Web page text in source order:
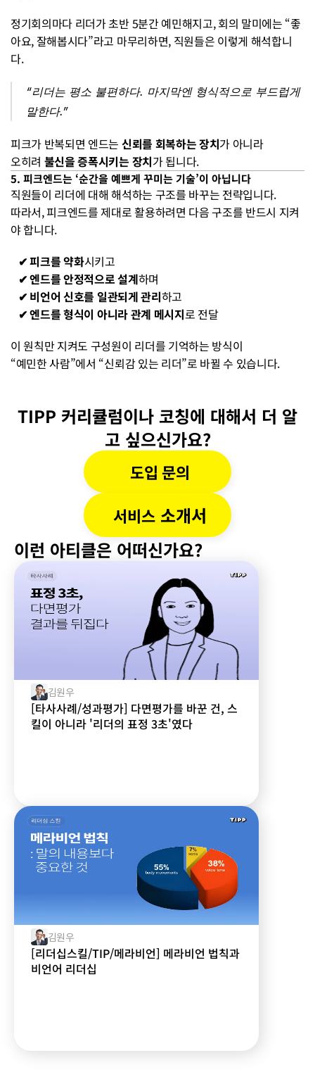
정기회의마다 리더가 초반 5분간 예민해지고, 회의 말미에는 “좋
아요, 잘해봅시다”라고 마무리하면, 직원들은 이렇게 해석합니
다.
“리더는 평소 불편하다. 마지막엔 형식적으로 부드럽게
말한다.”
피크가 반복되면 엔드는 신뢰를 회복하는 장치가 아니라
오히려 불신을 증폭시키는 장치가 됩니다.
5. 피크엔드는 ‘순간을 예쁘게 꾸미는 기술’이 아닙니다
직원들이 리더에 대해 해석하는 구조를 바꾸는 전략입니다.
따라서, 피크엔드를 제대로 활용하려면 다음 구조를 반드시 지켜
야 합니다.
   ✔︎ 피크를 약화
시키고
   ✔︎ 엔드를 안정적으로 설계
하며
   ✔︎ 비언어 신호를 일관되게 관리
하고
   ✔︎ 엔드를 형식이 아니라 관계 메시지
로 전달
이 원칙만 지켜도 구성원이 리더를 기억하는 방식이
“예민한 사람”에서 “신뢰감 있는 리더”로 바뀔 수 있습니다.
TIPP 커리큘럼이나 코칭에 대해서 더 알
고 싶으신가요?
도입 문의
서비스 소개서
이런 아티클은 어떠신가요?
김원우
[타사사례/성과평가] 다면평가를 바꾼 건, 스
킬이 아니라 '리더의 표정 3초'였다
김원우
[리더십스킬/TIP/메라비언] 메라비언 법칙과
비언어 리더십